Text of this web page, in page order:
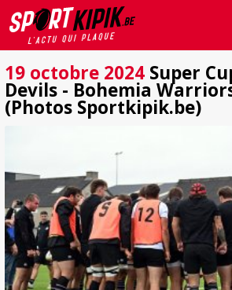
19 octobre 2024 Super
Devils - Bohemia
(Photos Sportkipik.be)